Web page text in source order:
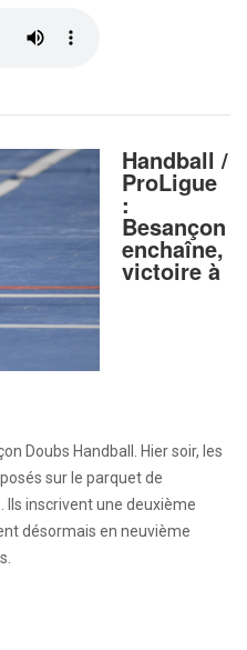
Handball /
ProLigue
:
Besançon
enchaîne,
victoire à
Doubs Handball. Hier soir, les
sur le parquet de
Ils inscrivent une deuxième
désormais en neuvième